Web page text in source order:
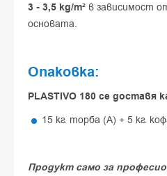
3 - 3,5 kg/m² в зависимост
основата.
Опаковка:
PLASTIVO 180 се доставя
15 кг. торба (A) + 5 кг.
Продукт само за